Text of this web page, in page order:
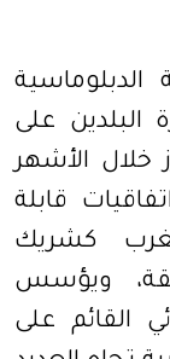
البلدين على
خلال الأشهر
قابلة
كشريك
ويؤسس
القائم على